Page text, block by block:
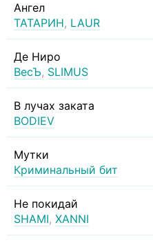
Ангел
ТАТАРИН, LAUR
Де Ниро
ВесЪ, SLIMUS
В лучах заката
BODIEV
Мутки
Криминальный бит
Не покидай
SHAMI, XANNI